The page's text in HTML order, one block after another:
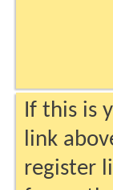
If this is
link
register